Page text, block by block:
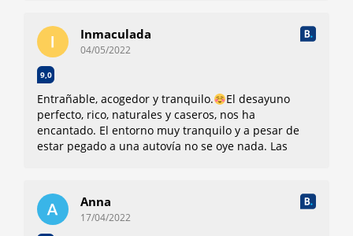
Inmaculada
04/05/2022
9,0
Entrañable, acogedor y tranquilo.
El desayuno
perfecto, rico, naturales y caseros, nos ha
encantado. El entorno muy tranquilo y a pesar de
estar pegado a una autovía no se oye nada. Las
Anna
17/04/2022